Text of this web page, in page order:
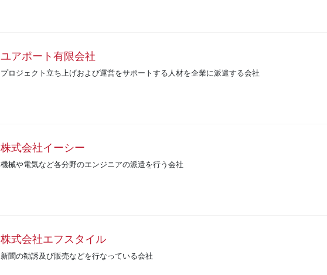
ユアポート有限会社
プロジェクト立ち上げおよび運営をサポートする人材を企業に派遣する会社
株式会社イーシー
機械や電気など各分野のエンジニアの派遣を行う会社
株式会社エフスタイル
新聞の勧誘及び販売などを行なっている会社